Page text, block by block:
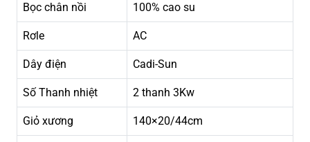
Bọc chân nồi 100% cao su
Rơle AC
Dây điện Cadi-Sun
Số Thanh nhiệt 2 thanh 3Kw
Giỏ xương 140×20/44cm